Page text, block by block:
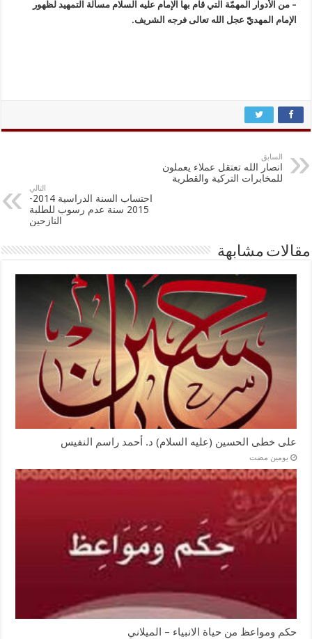
– من الأدوار المهمّة الّتي قام بها الإمام عليه السلام مسألة التمهيد لظهور
الإمام المهديّّ عجل الله تعالى فرجه الشريف.
السابق
انصار الله تعتقل عملاء يعملون
للمخابرات التركية والقطرية
التالي
احتساب السنة الدراسية 2014-
2015 سنة عدم رسوب للطلبة
النازحين
مقالات مشابهة
على خطى الحسين (عليه السلام) د. أحمد راسم النفيس
‏يومين مضت
حكم ومواعظ من حياة الانبياء – الميلاني